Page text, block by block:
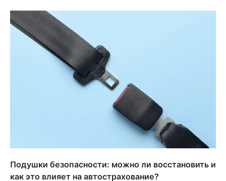
Подушки безопасности: можно ли восстановить и
как это влияет на автострахование?